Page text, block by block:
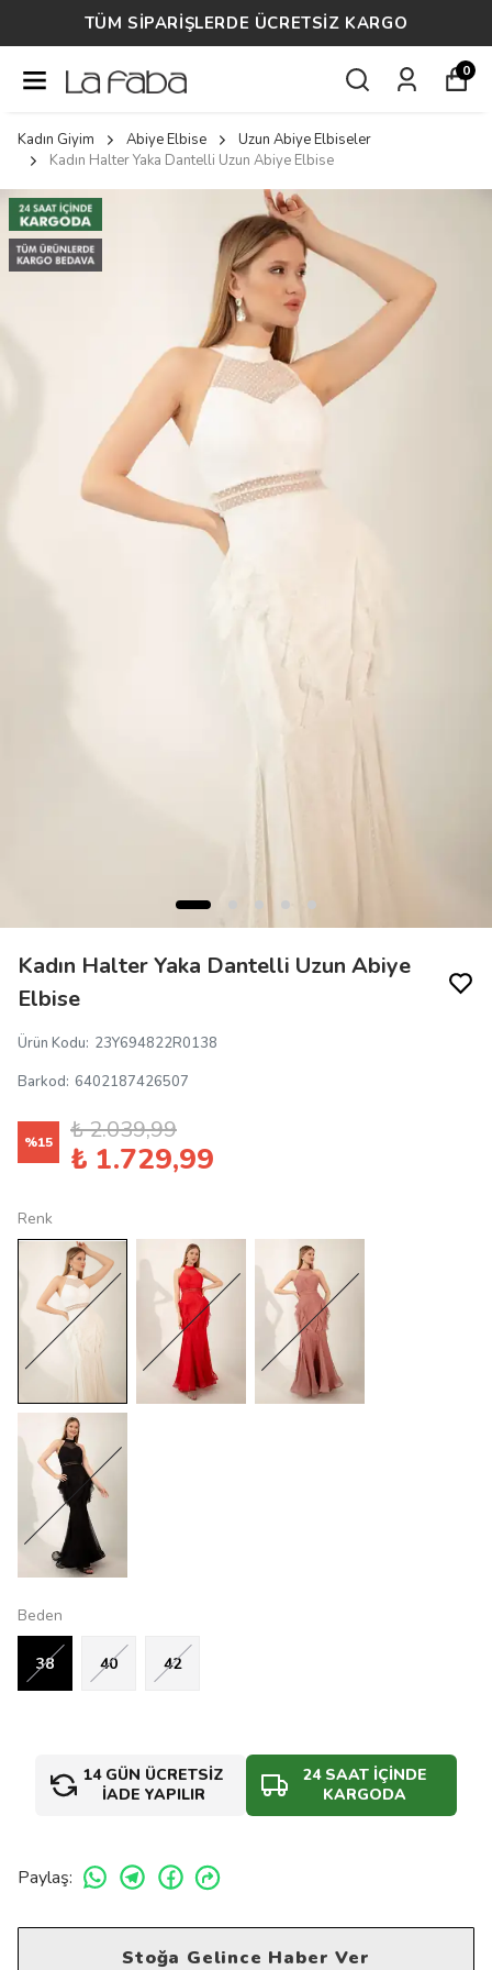
TÜM SİPARİŞLERDE ÜCRETSİZ KARGO
0
Kadın Giyim Abiye Elbise
Uzun Abiye Elbiseler
Kadın Halter Yaka Dantelli Uzun Abiye Elbise
Kadın Halter Yaka Dantelli Uzun Abiye
Elbise
Ürün Kodu: 23Y694822R0138
Barkod: 6402187426507
%15 ₺ 2.039,99
₺ 1.729,99
Renk
Beden
38 40 42
14 GÜN ÜCRETSİZ
İADE YAPILIR
24 SAAT İÇİNDE
KARGODA
Paylaş:
Stoğa Gelince Haber Ver